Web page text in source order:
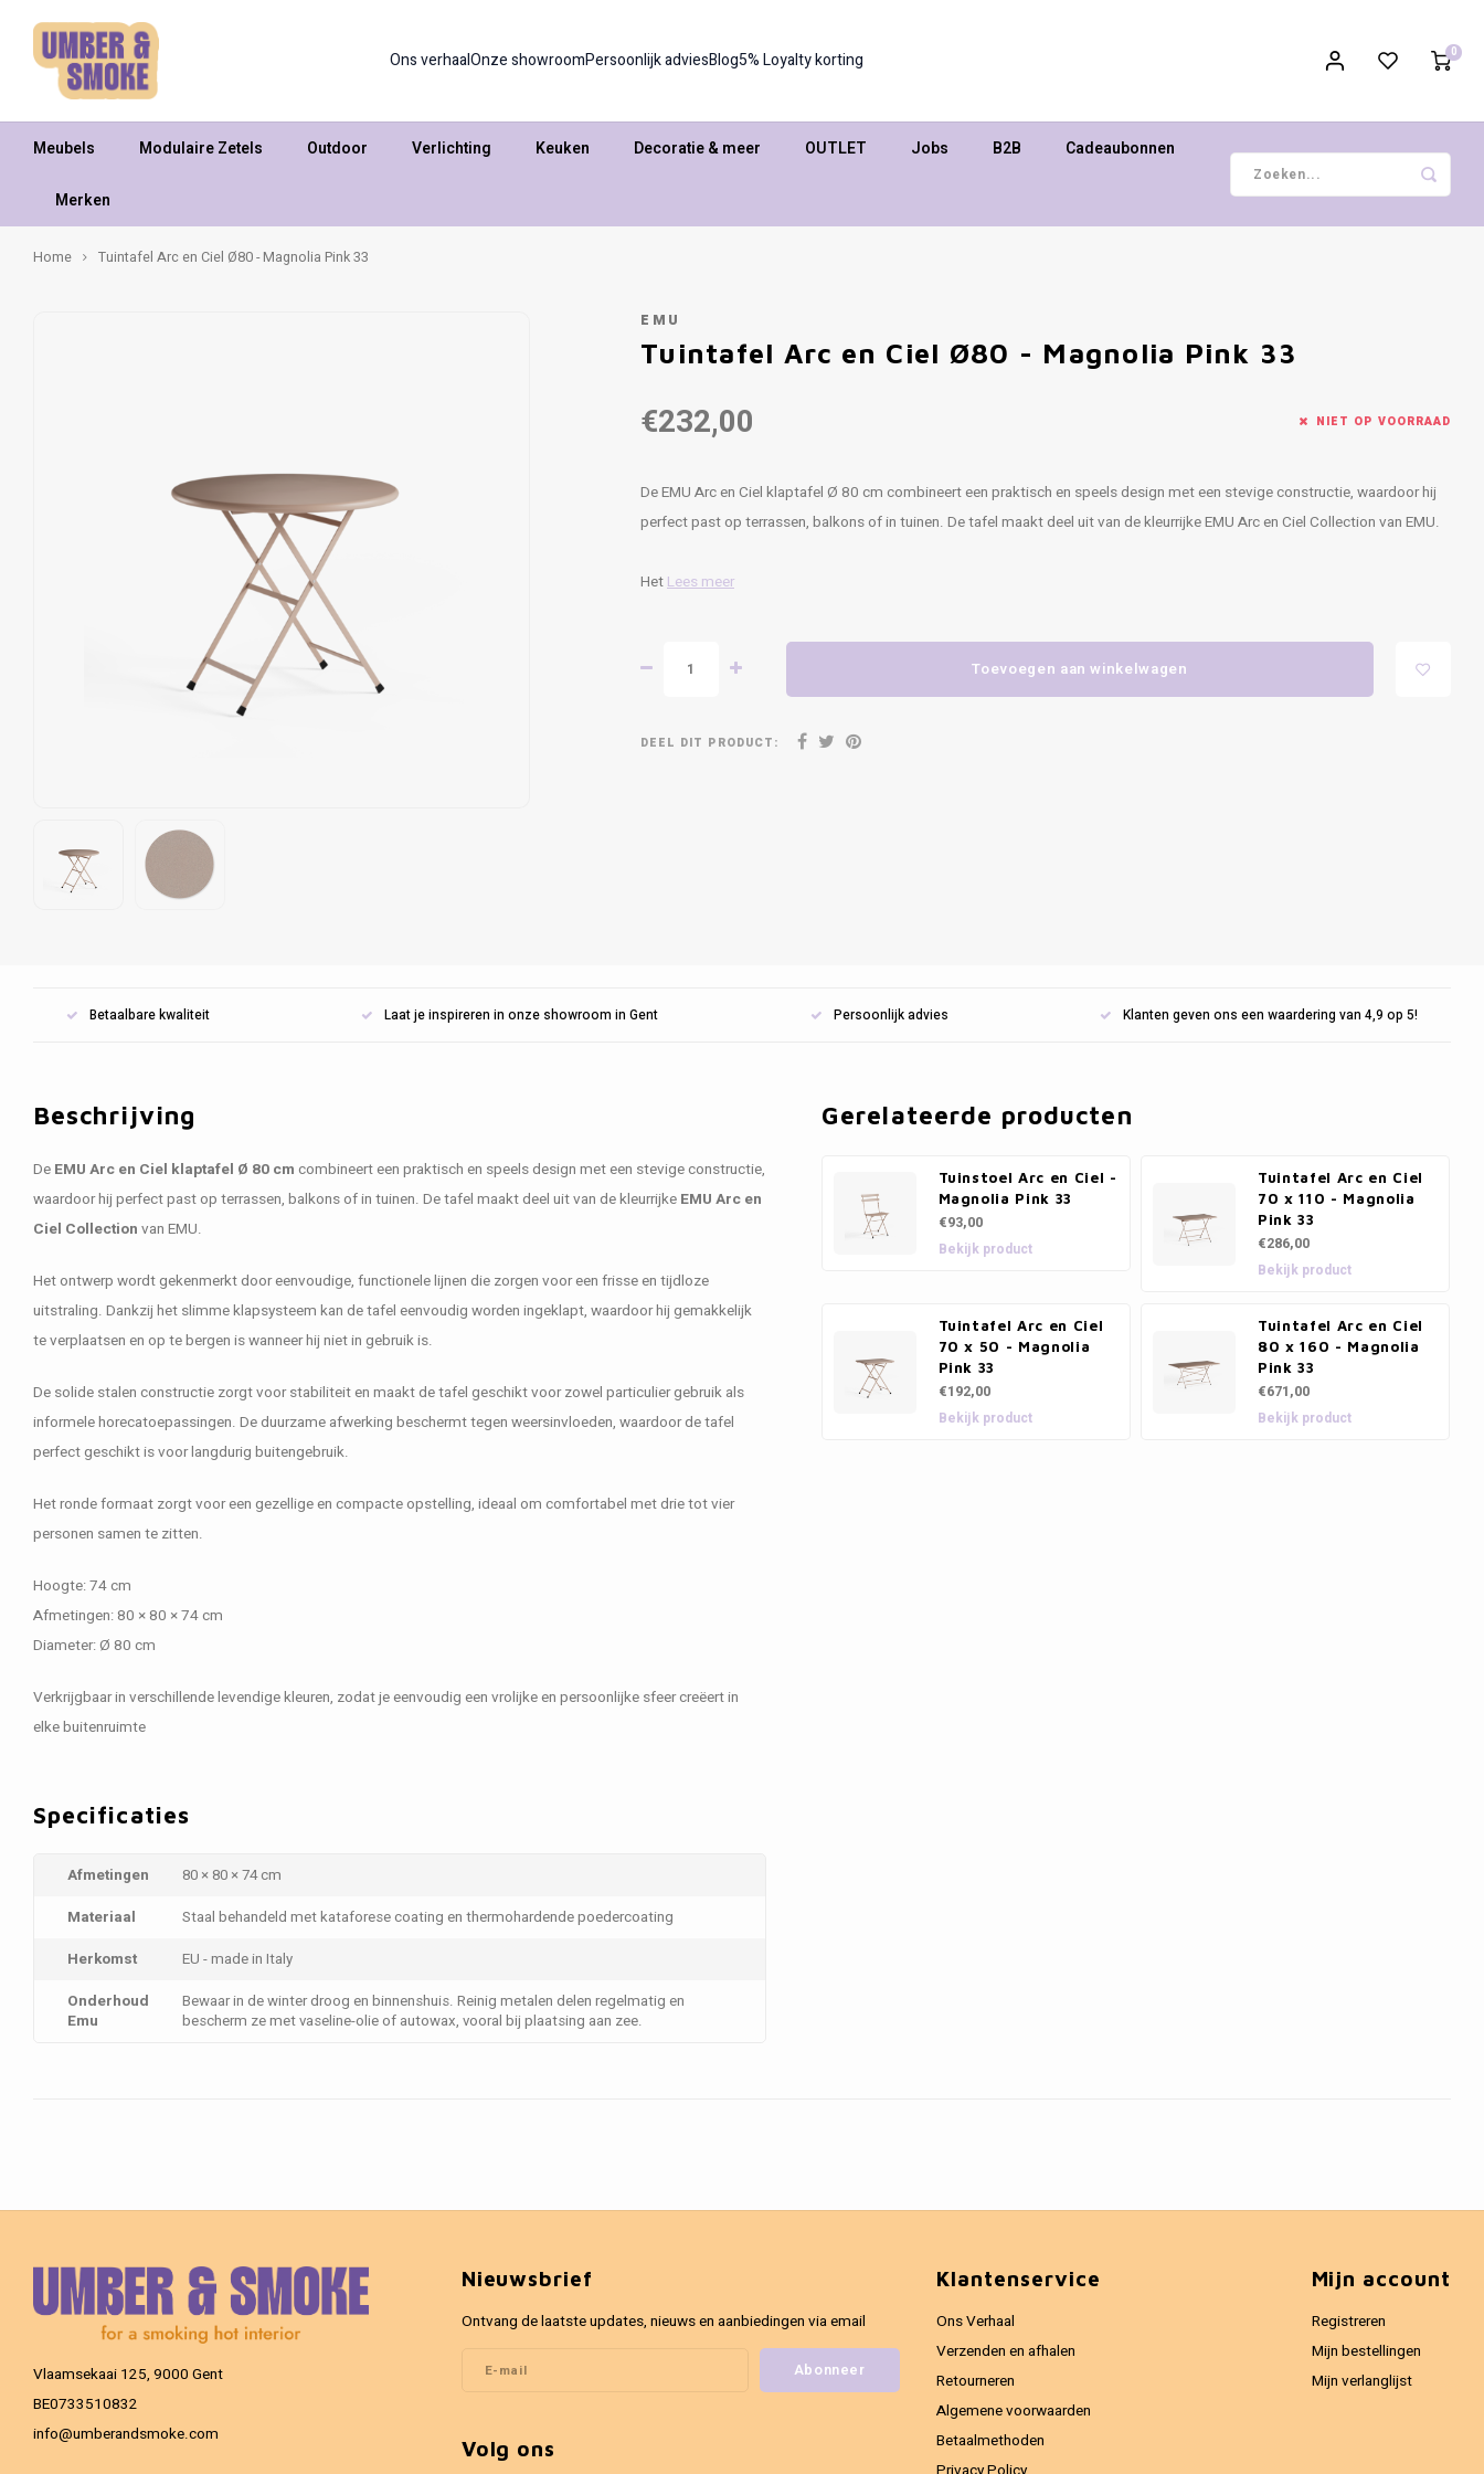
Ons verhaalOnze showroomPersoonlijk adviesBlog5% Loyalty korting 0
Meubels Modulaire Zetels Outdoor Verlichting Keuken Decoratie & meer OUTLET Jobs B2B Cadeaubonnen
Merken
Home Tuintafel Arc en Ciel Ø80 - Magnolia Pink 33
EMU
Tuintafel Arc en Ciel Ø80 - Magnolia Pink 33
€232,00 NIET OP VOORRAAD
De EMU Arc en Ciel klaptafel Ø 80 cm combineert een praktisch en speels design met een stevige constructie, waardoor hij
perfect past op terrassen, balkons of in tuinen. De tafel maakt deel uit van de kleurrijke EMU Arc en Ciel Collection van EMU.
HetLees meer
Toevoegen aan winkelwagen
DEEL DIT PRODUCT:
Betaalbare kwaliteit Laat je inspireren in onze showroom in Gent Persoonlijk advies Klanten geven ons een waardering van 4,9 op 5!
Beschrijving
De EMU Arc en Ciel klaptafel Ø 80 cm combineert een praktisch en speels design met een stevige constructie,
waardoor hij perfect past op terrassen, balkons of in tuinen. De tafel maakt deel uit van de kleurrijke EMU Arc en
Ciel Collection van EMU.
Het ontwerp wordt gekenmerkt door eenvoudige, functionele lijnen die zorgen voor een frisse en tijdloze
uitstraling. Dankzij het slimme klapsysteem kan de tafel eenvoudig worden ingeklapt, waardoor hij gemakkelijk
te verplaatsen en op te bergen is wanneer hij niet in gebruik is.
De solide stalen constructie zorgt voor stabiliteit en maakt de tafel geschikt voor zowel particulier gebruik als
informele horecatoepassingen. De duurzame afwerking beschermt tegen weersinvloeden, waardoor de tafel
perfect geschikt is voor langdurig buitengebruik.
Het ronde formaat zorgt voor een gezellige en compacte opstelling, ideaal om comfortabel met drie tot vier
personen samen te zitten.
Hoogte: 74 cm
Afmetingen: 80 × 80 × 74 cm
Diameter: Ø 80 cm
Verkrijgbaar in verschillende levendige kleuren, zodat je eenvoudig een vrolijke en persoonlijke sfeer creëert in
elke buitenruimte
Specificaties
Afmetingen
80 × 80 × 74 cm
Materiaal
Staal behandeld met kataforese coating en thermohardende poedercoating
Herkomst
EU - made in Italy
Onderhoud
Emu
Bewaar in de winter droog en binnenshuis. Reinig metalen delen regelmatig en
bescherm ze met vaseline-olie of autowax, vooral bij plaatsing aan zee.
Gerelateerde producten
Tuinstoel Arc en Ciel -
Magnolia Pink 33
€93,00
Bekijk product
Tuintafel Arc en Ciel
70 x 110 - Magnolia
Pink 33
€286,00
Bekijk product
Tuintafel Arc en Ciel
70 x 50 - Magnolia
Pink 33
€192,00
Bekijk product
Tuintafel Arc en Ciel
80 x 160 - Magnolia
Pink 33
€671,00
Bekijk product
Vlaamsekaai 125, 9000 Gent
BE0733510832
info@umberandsmoke.com
Nieuwsbrief
Ontvang de laatste updates, nieuws en aanbiedingen via email
Abonneer
Volg ons
Klantenservice
Ons Verhaal
Verzenden en afhalen
Retourneren
Algemene voorwaarden
Betaalmethoden
Mijn account
Registreren
Mijn bestellingen
Mijn verlanglijst